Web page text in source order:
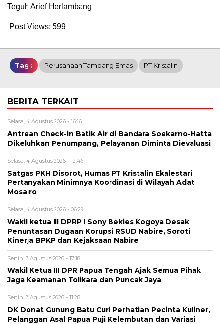
Teguh Arief Herlambang
Post Views: 599
Tag : Perusahaan Tambang Emas PT Kristalin
BERITA TERKAIT
Selasa, 4 Agustus 2026 - 16:16
Antrean Check-in Batik Air di Bandara Soekarno-Hatta
Dikeluhkan Penumpang, Pelayanan Diminta Dievaluasi
Selasa, 4 Agustus 2026 - 12:46
Satgas PKH Disorot, Humas PT Kristalin Ekalestari
Pertanyakan Minimnya Koordinasi di Wilayah Adat
Mosairo
Selasa, 4 Agustus 2026 - 06:29
Wakil ketua III DPRP ! Sony Bekies Kogoya Desak
Penuntasan Dugaan Korupsi RSUD Nabire, Soroti
Kinerja BPKP dan Kejaksaan Nabire
Senin, 3 Agustus 2026 - 17:18
Wakil Ketua III DPR Papua Tengah Ajak Semua Pihak
Jaga Keamanan Tolikara dan Puncak Jaya
Senin, 3 Agustus 2026 - 11:28
DK Donat Gunung Batu Curi Perhatian Pecinta Kuliner,
Pelanggan Asal Papua Puji Kelembutan dan Variasi